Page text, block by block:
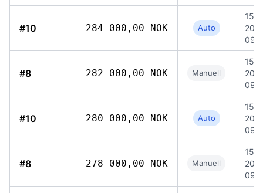
#10 284 000,00 NOK Auto
15
#8 282 000,00 NOK Manuell
15
#10 280 000,00 NOK Auto
15
#8 278 000,00 NOK Manuell
15